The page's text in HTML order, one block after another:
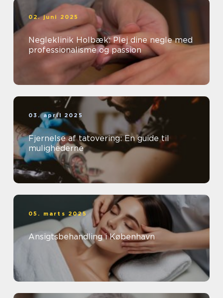
02. juni 2025
Negleklinik Holbæk: Plej dine negle med
professionalisme og passion
03. april 2025
Fjernelse af tatovering: En guide til
mulighederne
05. marts 2025
Ansigtsbehandling i København